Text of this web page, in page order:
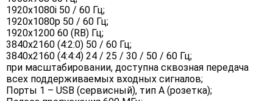
1920x1080i 50 / 60 Гц;
1920x1080p 50 / 60 Гц;
1920x1200 60 (RB) Гц;
3840x2160 (4:2:0) 50 / 60 Гц;
3840x2160 (4:4:4) 24 / 25 / 30 / 50 / 60 Гц;
при масштабировании, доступна сквозная передача
всех поддерживаемых входных сигналов;
Порты 1 – USB (сервисный), тип A (розетка);